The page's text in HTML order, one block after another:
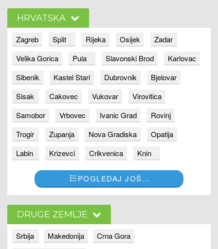
HRVATSKA
Zagreb Split Rijeka Osijek
Zadar
Velika Gorica
Pula Slavonski Brod
Karlovac
Sibenik
Kastel Stari Dubrovnik
Bjelovar
Sisak
Cakovec Vukovar
Virovitica
Samobor
Vrbovec Ivanic Grad
Rovinj
Trogir
Zupanja Nova Gradiska
Opatija
Labin
Krizevci Crikvenica Knin
POGLEDAJ JOŠ…
DRUGE ZEMLJE
Srbija Makedonija
Crna Gora